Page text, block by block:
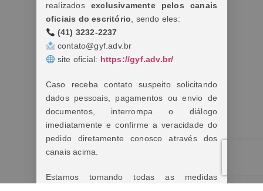
realizados exclusivamente pelos canais
oficiais do escritório, sendo eles:
(41) 3232-2237
contato@gyf.adv.br
site oficial: https://gyf.adv.br/
Caso receba contato suspeito solicitando
dados pessoais, pagamentos ou envio de
documentos, interrompa o diálogo
imediatamente e confirme a veracidade do
pedido diretamente conosco através dos
canais acima.
Estamos tomando todas as medidas